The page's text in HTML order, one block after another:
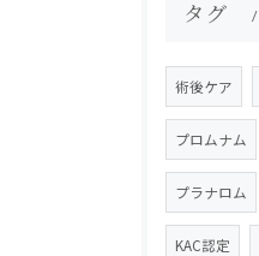
タグ
術後ケア
プロムナム
プラナロム
KAC認定